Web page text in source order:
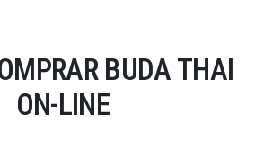
BUDA THAI
ON-LINE